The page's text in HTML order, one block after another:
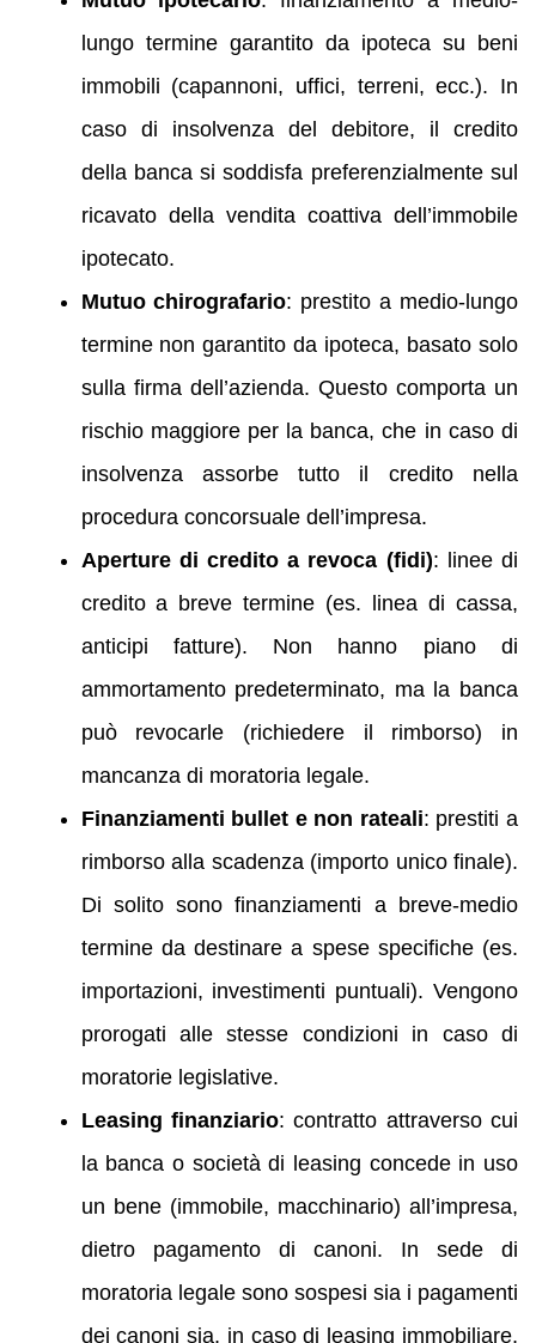
lungo termine garantito da ipoteca su beni
immobili (capannoni, uffici, terreni, ecc.). In
caso di insolvenza del debitore, il credito
della banca si soddisfa preferenzialmente sul
ricavato della vendita coattiva dell’immobile
ipotecato.
Mutuo chirografario: prestito a medio-lungo
termine non garantito da ipoteca, basato solo
sulla firma dell’azienda. Questo comporta un
rischio maggiore per la banca, che in caso di
insolvenza assorbe tutto il credito nella
procedura concorsuale dell’impresa.
Aperture di credito a revoca (fidi): linee di
credito a breve termine (es. linea di cassa,
anticipi fatture). Non hanno piano di
ammortamento predeterminato, ma la banca
può revocarle (richiedere il rimborso) in
mancanza di moratoria legale.
Finanziamenti bullet e non rateali: prestiti a
rimborso alla scadenza (importo unico finale).
Di solito sono finanziamenti a breve-medio
termine da destinare a spese specifiche (es.
importazioni, investimenti puntuali). Vengono
prorogati alle stesse condizioni in caso di
moratorie legislative.
Leasing finanziario: contratto attraverso cui
la banca o società di leasing concede in uso
un bene (immobile, macchinario) all’impresa,
dietro pagamento di canoni. In sede di
moratoria legale sono sospesi sia i pagamenti
dei canoni sia, in caso di leasing immobiliare,